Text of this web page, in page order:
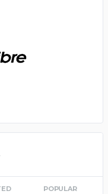
POPULAR